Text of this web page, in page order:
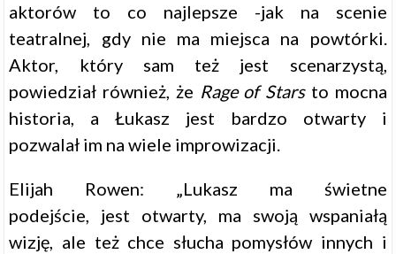
aktorów to co najlepsze -jak na scenie
teatralnej, gdy nie ma miejsca na powtórki.
Aktor, który sam też jest scenarzystą,
powiedział również, że Rage of Starsto mocna
historia, a Łukasz jest bardzo otwarty i
pozwalał im na wiele improwizacji.
Elijah Rowen: „Lukasz ma świetne
podejście, jest otwarty, ma swoją wspaniałą
wizję, ale też chce słucha pomysłów innych i